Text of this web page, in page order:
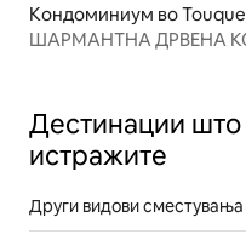
Кондоминиум во
ШАРМАНТНА ДРВЕНА
Дестинации што
истражите
Други видови сместувања